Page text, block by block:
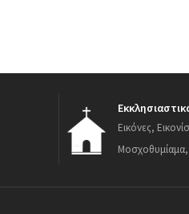
Εικόνες,
Μοσχοθυμίαμα,